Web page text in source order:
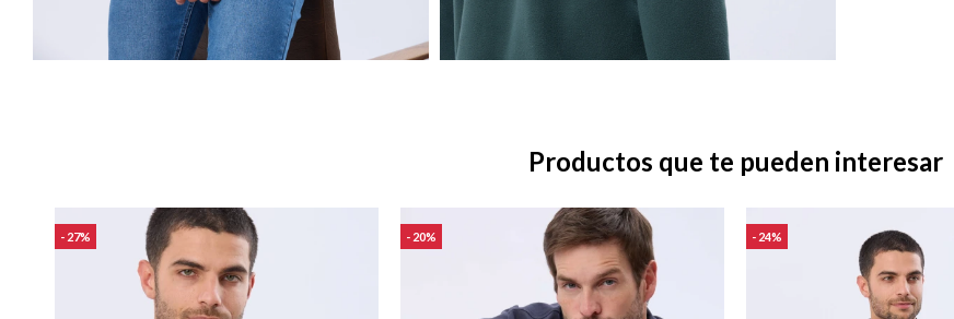
Productos que te pueden interesar
27 20 24